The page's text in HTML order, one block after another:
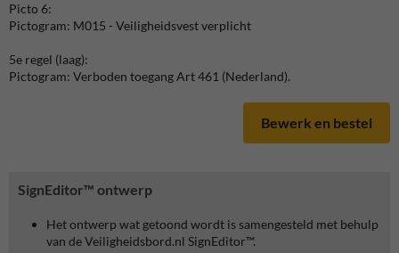
SignEditor™ ontwerp
Het ontwerp wat getoond wordt is samengesteld met behulp
van de Veiligheidsbord.nl SignEditor™.
Picto 6:
Pictogram: M015 - Veiligheidsvest verplicht
5e regel (laag):
Pictogram: Verboden toegang Art 461 (Nederland).
Bewerk en bestel